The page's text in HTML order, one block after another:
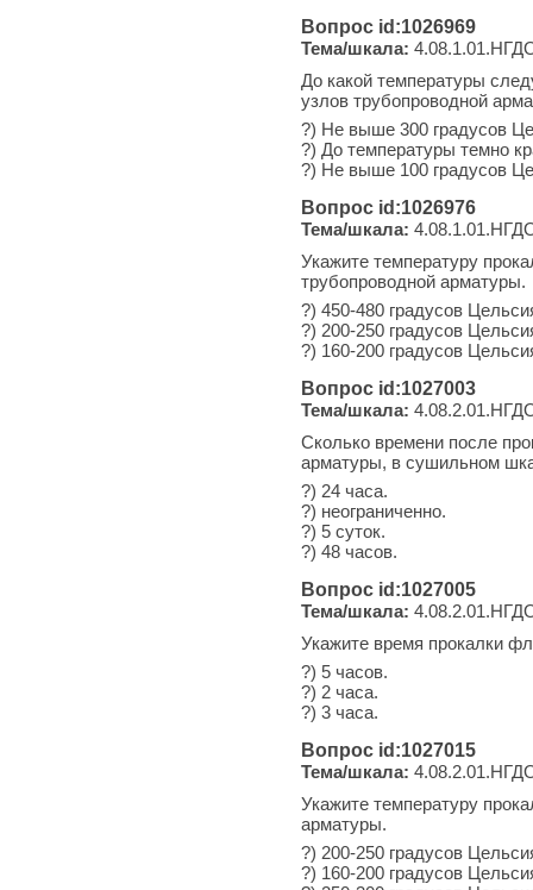
Вопрос id:1026969
Тема/шкала:
До какой температуры
узлов трубопроводной
?) Не выше 300 градусов
?) До температуры темно
?) Не выше 100 градусов
Вопрос id:1026976
Тема/шкала:
Укажите температуру
трубопроводной арматуры.
?) 450-480 градусов
?) 200-250 градусов
?) 160-200 градусов
Вопрос id:1027003
Тема/шкала:
Сколько времени после
арматуры, в сушильном
?) 24 часа.
?) неограниченно.
?) 5 суток.
?) 48 часов.
Вопрос id:1027005
Тема/шкала:
Укажите время прокалки
?) 5 часов.
?) 2 часа.
?) 3 часа.
Вопрос id:1027015
Тема/шкала:
Укажите температуру
арматуры.
?) 200-250 градусов
?) 160-200 градусов